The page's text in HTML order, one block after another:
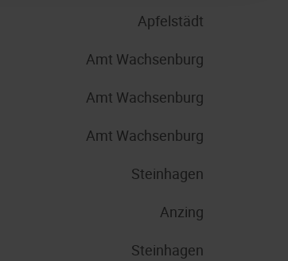
Apfelstädt
Amt Wachsenburg
Amt Wachsenburg
Amt Wachsenburg
Steinhagen
Anzing
Steinhagen